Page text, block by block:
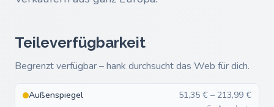
Teileverfügbarkeit
Begrenzt verfügbar – hank durchsucht das Web für dich.
Außenspiegel 51,35 € – 213,99 €